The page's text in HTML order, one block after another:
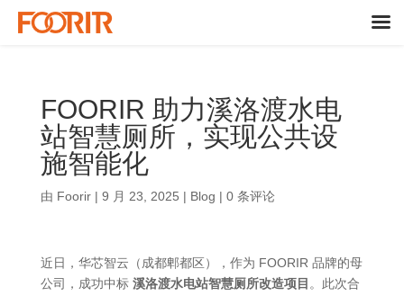
FOORIR 助力溪洛渡水电
站智慧厕所，实现公共设
施智能化
由 Foorir| 9 月 23, 2025 | Blog | 0 条评论
近日，华芯智云（成都郫都区），作为 FOORIR 品牌的母
公司，成功中标 溪洛渡水电站智慧厕所改造项目 。此次合